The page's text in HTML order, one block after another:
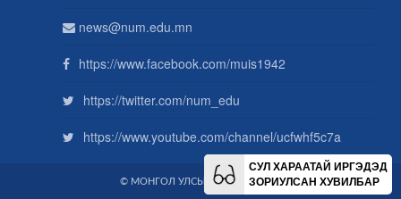
news@num.edu.mn
https://www.facebook.com/muis1942
https://twitter.com/num_edu
https://www.youtube.com/channel/ucfwhf5c7a
© МОНГОЛ УЛСЫН ИХ СУРГУУЛЬ
СУЛ ХАРААТАЙ ИРГЭДЭД
ЗОРИУЛСАН ХУВИЛБАР